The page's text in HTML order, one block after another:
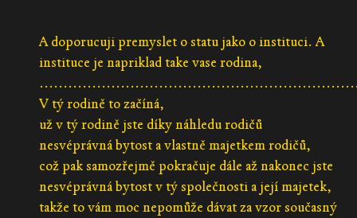
A doporucuji premyslet o statu jako o instituci. A
instituce je napriklad take vase rodina,
V tý rodině to začíná,
už v tý rodině jste díky náhledu rodičů
nesvéprávná bytost a vlastně majetkem rodičů,
což pak samozřejmě pokračuje dále až nakonec jste
nesvéprávná bytost v tý společnosti a její majetek,
takže to vám moc nepomůže dávat za vzor současný